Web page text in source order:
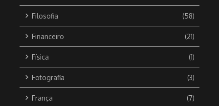
Filosofia (58)
Financeiro (21)
Física (1)
Fotografia (3)
França (7)